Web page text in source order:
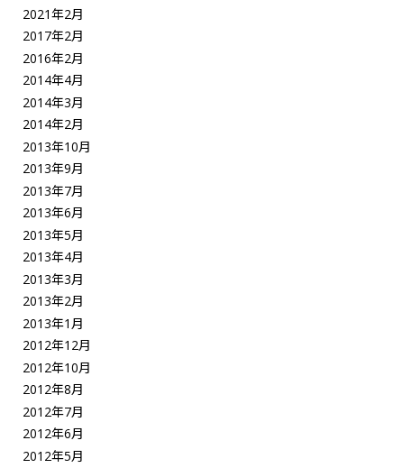
2021年2月
2017年2月
2016年2月
2014年4月
2014年3月
2014年2月
2013年10月
2013年9月
2013年7月
2013年6月
2013年5月
2013年4月
2013年3月
2013年2月
2013年1月
2012年12月
2012年10月
2012年8月
2012年7月
2012年6月
2012年5月